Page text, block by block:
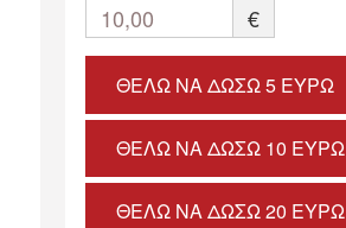
10,00 €
ΘΈΛΩ ΝΑ ΔΏΣΩ 5 ΕΥΡΏ
ΘΈΛΩ ΝΑ ΔΏΣΩ 10 ΕΥΡΏ
ΘΈΛΩ ΝΑ ΔΏΣΩ 20 ΕΥΡΏ